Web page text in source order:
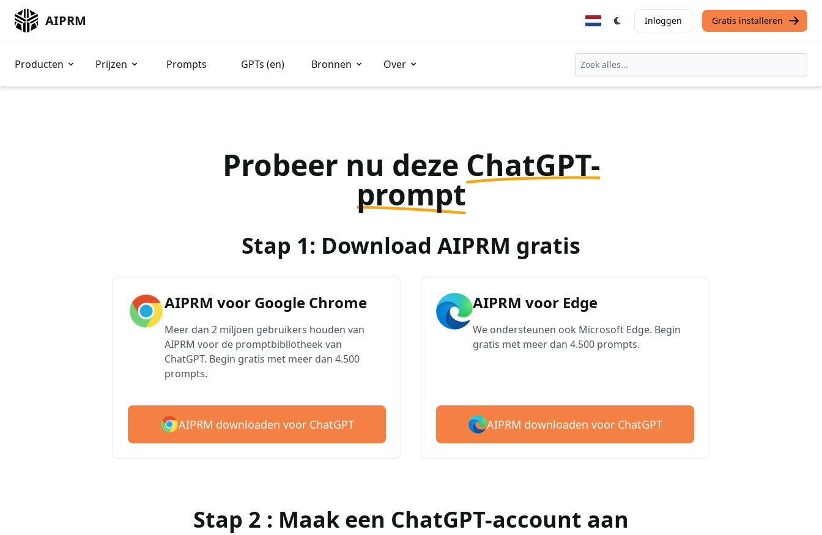
AIPRM Inloggen Gratis installeren
Producten Prijzen Prompts GPTs (en) Bronnen Over
Probeer nu deze ChatGPT-
prompt
Stap 1: Download AIPRM gratis
AIPRM voor Google Chrome
Meer dan 2 miljoen gebruikers houden van
AIPRM voor de promptbibliotheek van
ChatGPT. Begin gratis met meer dan 4.500
prompts.
AIPRM downloaden voor ChatGPT
AIPRM voor Edge
We ondersteunen ook Microsoft Edge. Begin
gratis met meer dan 4.500 prompts.
AIPRM downloaden voor ChatGPT
Stap 2 : Maak een ChatGPT-account aan